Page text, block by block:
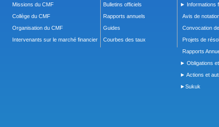
Missions du CMF
Collège du CMF
Organisation du CMF
Intervenants sur le marché financier
Bulletins officiels
Rapports annuels
Guides
Courbes des taux
► Informations
Avis de
Convocation
Projets de
Rapports
► Obligations
► Actions et
►Sukuk